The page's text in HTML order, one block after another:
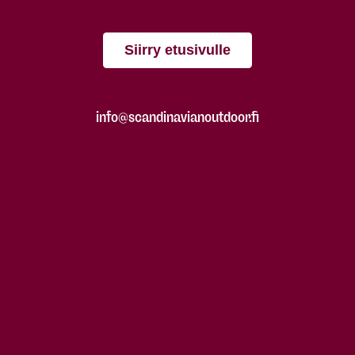
Siirry etusivulle
info@scandinavianoutdoor.fi